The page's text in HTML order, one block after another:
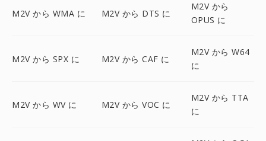
M2V から WMA に M2V から DTS に
M2V から
OPUS に
M2V から SPX に M2V から CAF に
M2V から W64
に
M2V から WV に M2V から VOC に
M2V から TTA
に